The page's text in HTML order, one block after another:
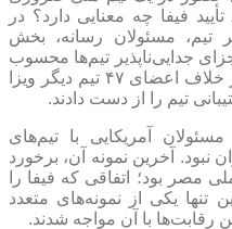
فیفا چه معنایی دارد؟ در
تیم، مسئولان رسانه، بخش
جدایی‌ناپذیر تیم‌ها محسوب
می‌شوند. با این حال، همین افراد بر خلاف اعضای ۴۷ تیم دیگر ویزا
تیم را از دست دادند.
آمریکایی با تیم‌های
نبود. آخرین نمونه آن، برخورد
مصر بود؛ اتفاقی که فیفا را
تنها یکی از نمونه‌های متعدد
رقابت‌ها با آن مواجه شدند.